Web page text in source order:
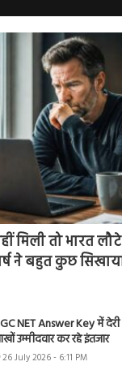
मिली तो भारत
ने बहुत कुछ
NET Answer Key में
उम्मीदवार कर रहे इंतजार
26 July 2026 - 6:11 PM